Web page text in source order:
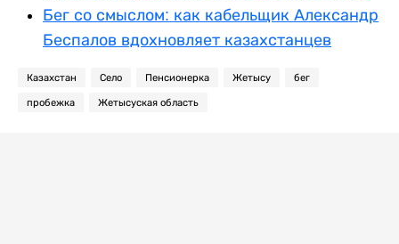
Бег со смыслом: как кабельщик Александр
Беспалов вдохновляет казахстанцев
Казахстан Село Пенсионерка Жетысу бег
пробежка Жетысуская область